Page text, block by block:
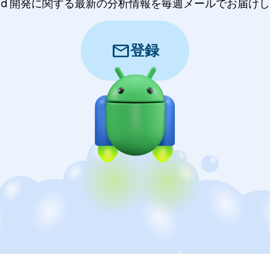
開発に関する最新の分析情報を毎週メールでお届け
mail登録